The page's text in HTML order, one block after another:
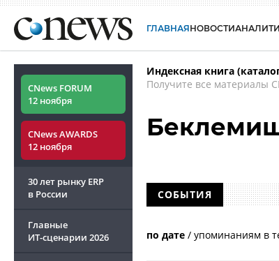
ГЛАВНАЯНОВОСТИ
CNews FORUM
12 ноября
CNews AWARDS
12 ноября
30 лет рынку ERP
в России
Главные
ИТ-сценарии 2026
Индексная книга
Получите все материалы
СОБЫТИЯ
по дате / упоминаниям в